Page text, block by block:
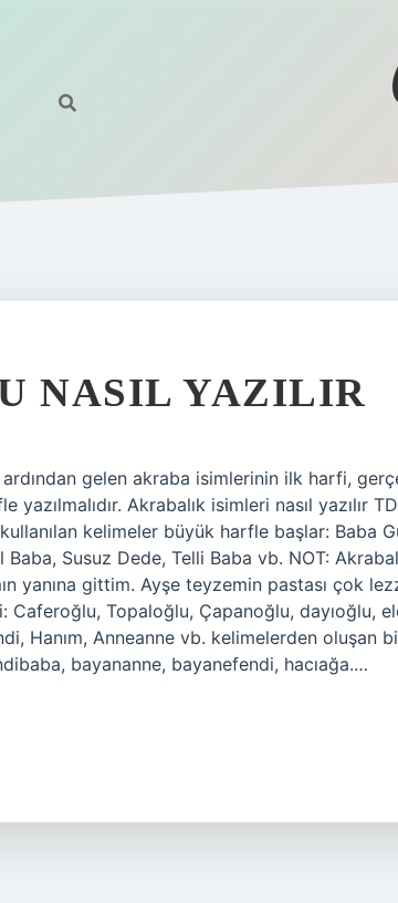
NASIL YAZILIR
ardından gelen akraba isimlerinin ilk harfi,
Akrabalık isimleri nasıl yazılır
kelimeler büyük harfle başlar: Baba
Susuz Dede, Telli Baba vb. NOT:
yanına gittim. Ayşe teyzemin pastası çok
Caferoğlu, Topaloğlu, Çapanoğlu, dayıoğlu,
Hanım, Anneanne vb. kelimelerden oluşan
bayananne, bayanefendi, hacıağa.…